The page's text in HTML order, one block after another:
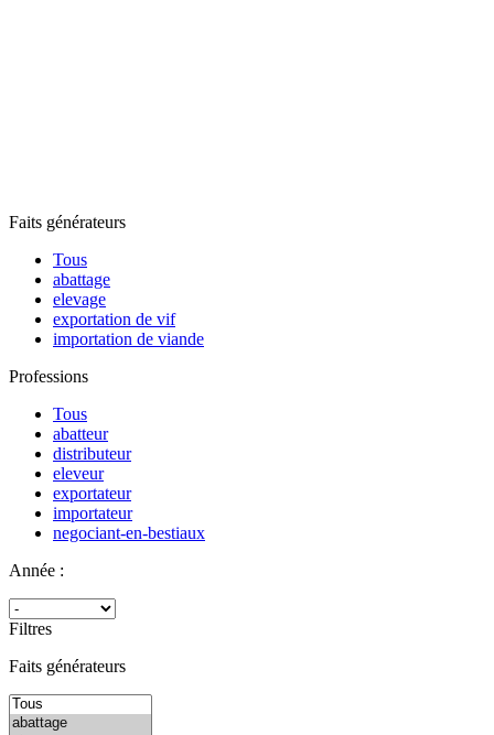
Faits générateurs
Tous
abattage
elevage
exportation de vif
importation de viande
Professions
Tous
abatteur
distributeur
eleveur
exportateur
importateur
negociant-en-bestiaux
Année :
Filtres
Faits générateurs